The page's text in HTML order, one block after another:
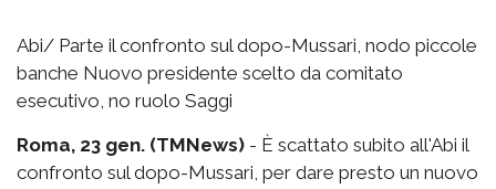
Abi/ Parte il confronto sul dopo-Mussari, nodo piccole
banche Nuovo presidente scelto da comitato
esecutivo, no ruolo Saggi
Roma, 23 gen. (TMNews) - È scattato subito all'Abi il
confronto sul dopo-Mussari, per dare presto un nuovo